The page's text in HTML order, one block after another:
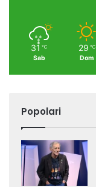
31 ℃
Sab
29 ℃
Dom
Popolari